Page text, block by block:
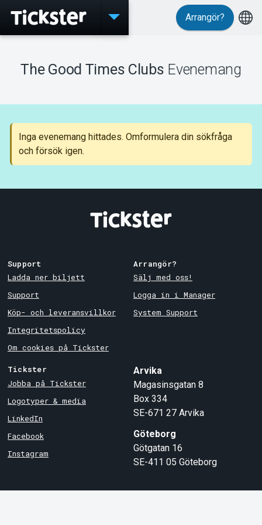
Evenemang
Support
Om Tickster
Arrangör?
The Good Times Clubs Evenemang
Inga evenemang hittades. Omformulera din sökfråga
och försök igen.
Support
Ladda ner biljett
Support
Köp- och leveransvillkor
Integritetspolicy
Om cookies på Tickster
Arrangör?
Sälj med oss!
Logga in i Manager
System Support
Tickster
Jobba på Tickster
Logotyper & media
LinkedIn
Facebook
Instagram
Arvika
Magasinsgatan 8
Box 334
SE-671 27 Arvika
Göteborg
Götgatan 16
SE-411 05 Göteborg